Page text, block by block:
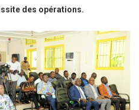
des opérations.